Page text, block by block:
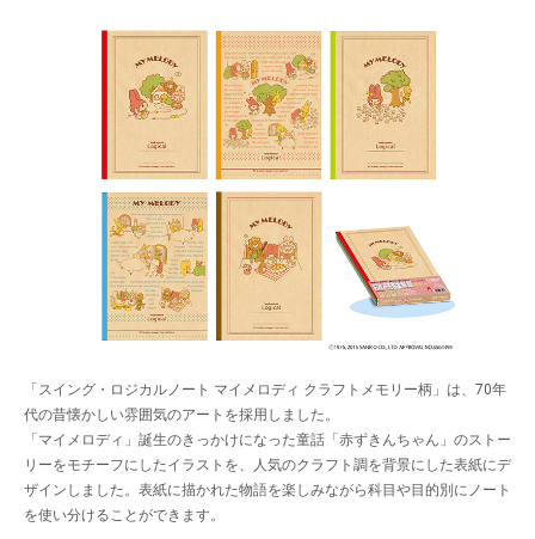
「スイング・ロジカルノート マイメロディ クラフトメモリー柄」は、70年
代の昔懐かしい雰囲気のアートを採用しました。
「マイメロディ」誕生のきっかけになった童話「赤ずきんちゃん」のストー
リーをモチーフにしたイラストを、人気のクラフト調を背景にした表紙にデ
ザインしました。表紙に描かれた物語を楽しみながら科目や目的別にノート
を使い分けることができます。